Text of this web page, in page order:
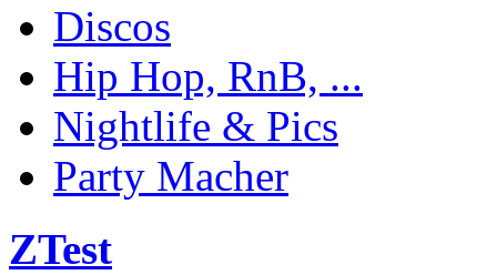
Discos
Hip Hop, RnB, ...
Nightlife & Pics
Party Macher
ZTest